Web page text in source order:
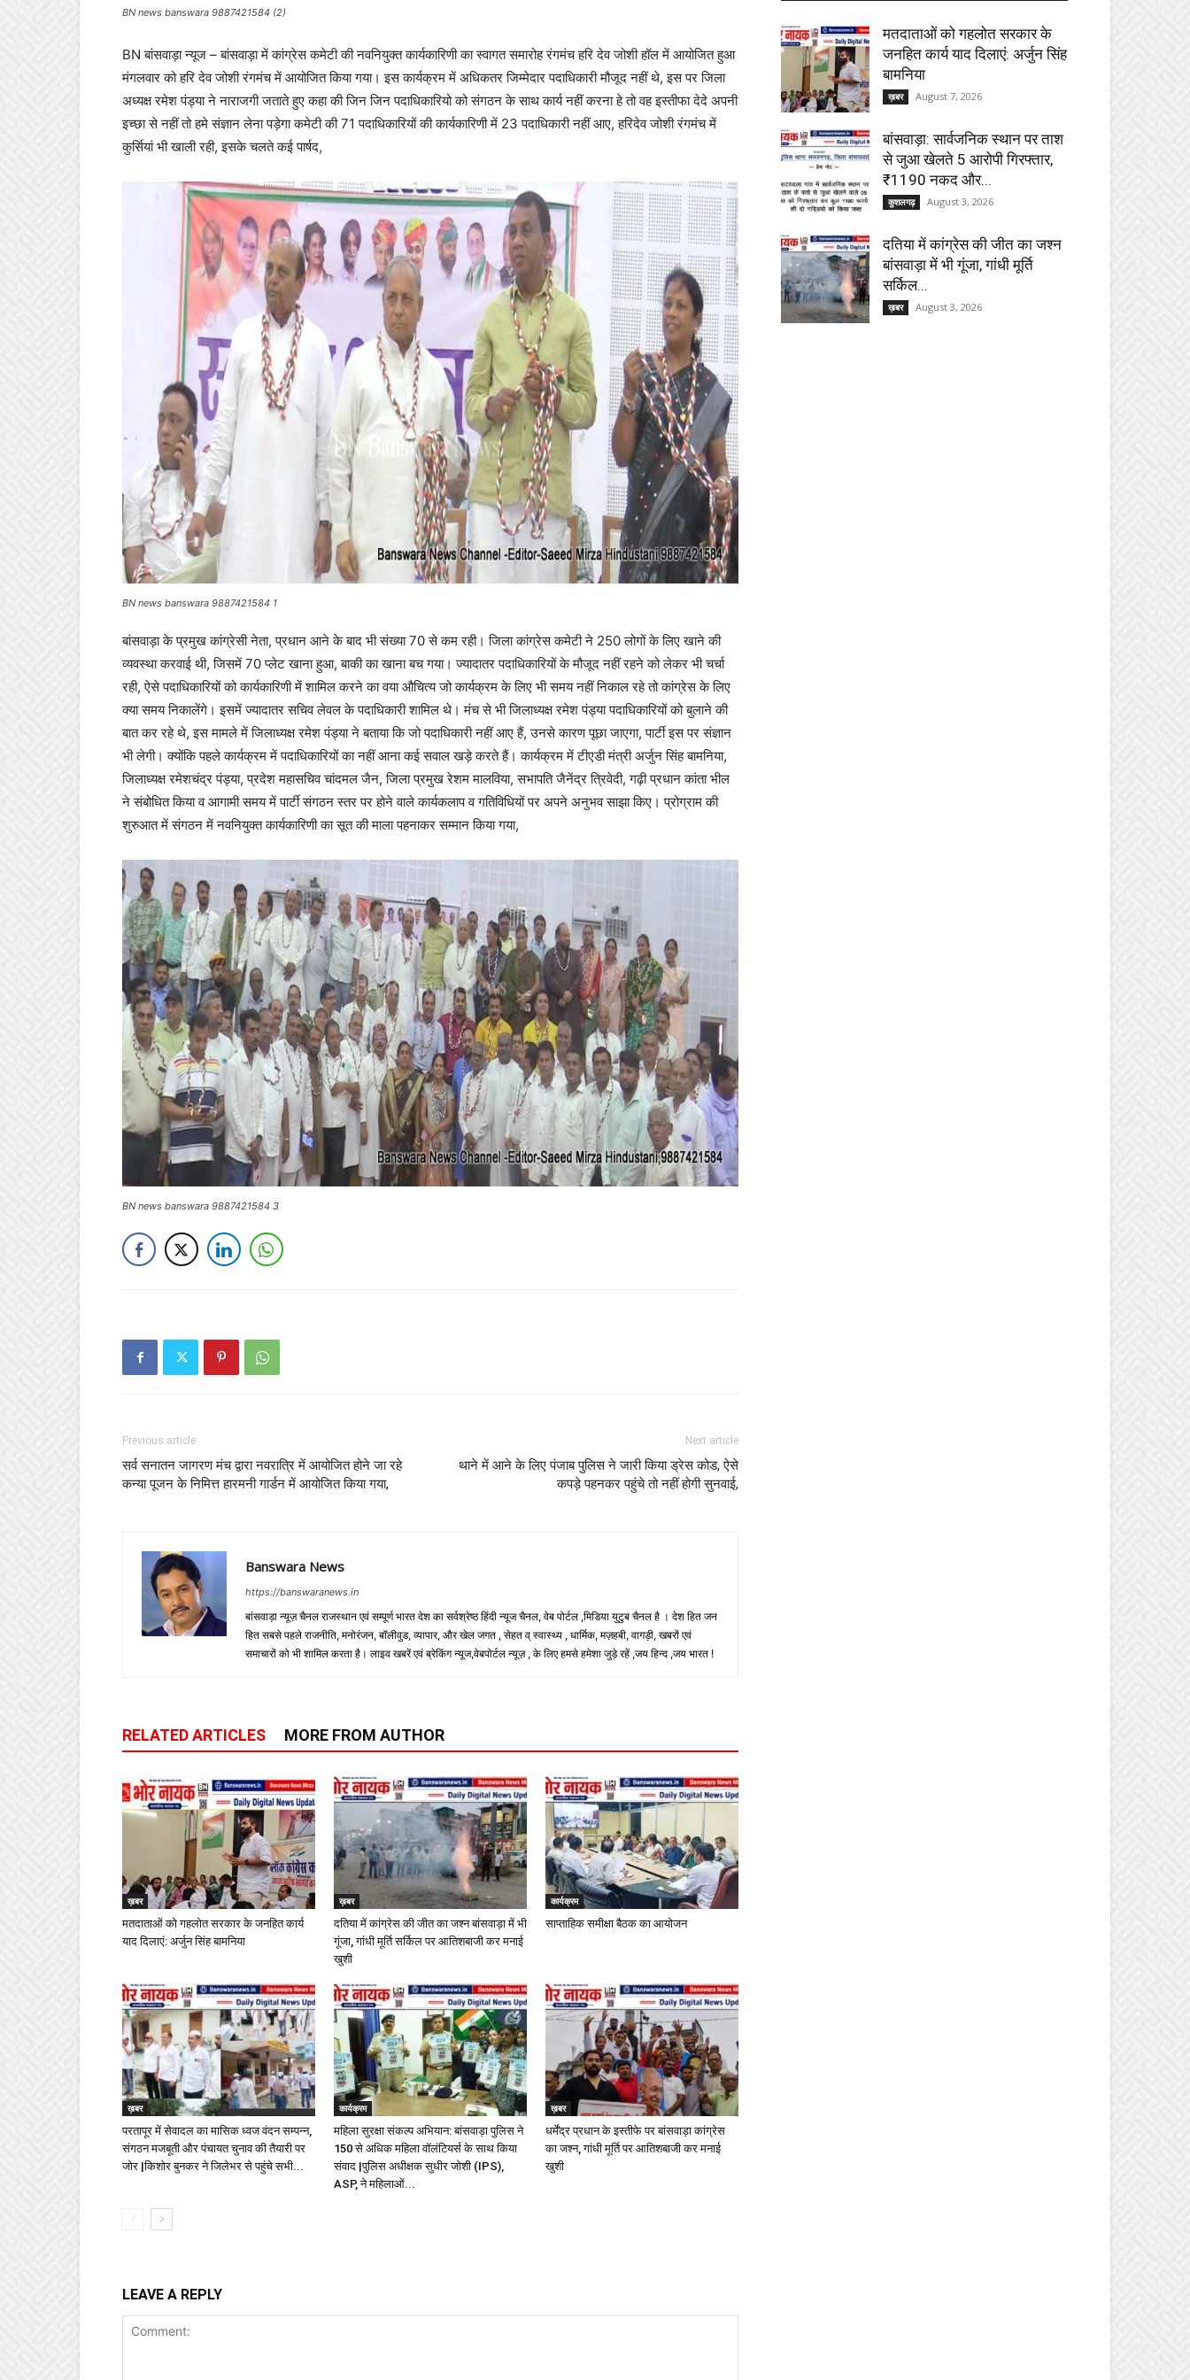
BN news banswara 9887421584 (2)
BN बांसवाड़ा न्यूज – बांसवाड़ा में कांग्रेस कमेटी की नवनियुक्त कार्यकारिणी का स्वागत समारोह रंगमंच हरि देव जोशी हॉल में आयोजित हुआ
मंगलवार को हरि देव जोशी रंगमंच में आयोजित किया गया। इस कार्यक्रम में अधिकतर जिम्मेदार पदाधिकारी मौजूद नहीं थे, इस पर जिला
अध्यक्ष रमेश पंड्या ने नाराजगी जताते हुए कहा की जिन जिन पदाधिकारियो को संगठन के साथ कार्य नहीं करना हे तो वह इस्तीफा देदे अपनी
इच्छा से नहीं तो हमे संज्ञान लेना पड़ेगा कमेटी की 71 पदाधिकारियों की कार्यकारिणी में 23 पदाधिकारी नहीं आए, हरिदेव जोशी रंगमंच में
कुर्सियां भी खाली रही, इसके चलते कई पार्षद,
BN news banswara 9887421584 1
बांसवाड़ा के प्रमुख कांग्रेसी नेता, प्रधान आने के बाद भी संख्या 70 से कम रही। जिला कांग्रेस कमेटी ने 250 लोगों के लिए खाने की
व्यवस्था करवाई थी, जिसमें 70 प्लेट खाना हुआ, बाकी का खाना बच गया। ज्यादातर पदाधिकारियों के मौजूद नहीं रहने को लेकर भी चर्चा
रही, ऐसे पदाधिकारियों को कार्यकारिणी में शामिल करने का वया औचित्य जो कार्यक्रम के लिए भी समय नहीं निकाल रहे तो कांग्रेस के लिए
क्या समय निकालेंगे। इसमें ज्यादातर सचिव लेवल के पदाधिकारी शामिल थे। मंच से भी जिलाध्यक्ष रमेश पंड्या पदाधिकारियों को बुलाने की
बात कर रहे थे, इस मामले में जिलाध्यक्ष रमेश पंड्या ने बताया कि जो पदाधिकारी नहीं आए हैं, उनसे कारण पूछा जाएगा, पार्टी इस पर संज्ञान
भी लेगी। क्योंकि पहले कार्यक्रम में पदाधिकारियों का नहीं आना कई सवाल खड़े करते हैं। कार्यक्रम में टीएडी मंत्री अर्जुन सिंह बामनिया,
जिलाध्यक्ष रमेशचंद्र पंड्या, प्रदेश महासचिव चांदमल जैन, जिला प्रमुख रेशम मालविया, सभापति जैनेंद्र त्रिवेदी, गढ़ी प्रधान कांता भील
ने संबोधित किया व आगामी समय में पार्टी संगठन स्तर पर होने वाले कार्यकलाप व गतिविधियों पर अपने अनुभव साझा किए। प्रोग्राम की
शुरुआत में संगठन में नवनियुक्त कार्यकारिणी का सूत की माला पहनाकर सम्मान किया गया,
BN news banswara 9887421584 3
Previous article
सर्व सनातन जागरण मंच द्वारा नवरात्रि में आयोजित होने जा रहे
कन्या पूजन के निमित्त हारमनी गार्डन में आयोजित किया गया,
Next article
थाने में आने के लिए पंजाब पुलिस ने जारी किया ड्रेस कोड, ऐसे
कपड़े पहनकर पहुंचे तो नहीं होगी सुनवाई,
Banswara News
https://banswaranews.in
बांसवाड़ा न्यूज़ चैनल राजस्थान एवं सम्पूर्ण भारत देश का सर्वश्रेष्ठ हिंदी न्‍यूज चैनल, वेब पोर्टल ,मिडिया युटुब चैनल है । देश हित जन
हित सबसे पहले राजनीति, मनोरंजन, बॉलीवुड, व्यापार, और खेल जगत , सेहत व् स्वास्थ्य , धार्मिक, मज़हबी, वागड़ी, खबरों एवं
समाचारों को भी शामिल करता है। लाइव खबरें एवं ब्रेकिंग न्यूज,वेबपोर्टल न्यूज़ , के लिए हमसे हमेशा जुड़े रहें ,जय हिन्द ,जय भारत !
RELATED ARTICLES MORE FROM AUTHOR
ख़बर
मतदाताओं को गहलोत सरकार के जनहित कार्य
याद दिलाएं: अर्जुन सिंह बामनिया
ख़बर
दतिया में कांग्रेस की जीत का जश्न बांसवाड़ा में भी
गूंजा, गांधी मूर्ति सर्किल पर आतिशबाजी कर मनाई
खुशी
कार्यक्रम
साप्ताहिक समीक्षा बैठक का आयोजन
ख़बर
परतापूर में सेवादल का मासिक ध्वज वंदन सम्पन्न,
संगठन मजबूती और पंचायत चुनाव की तैयारी पर
जोर |किशोर बुनकर ने जिलेभर से पहुंचे सभी...
कार्यक्रम
महिला सुरक्षा संकल्प अभियान: बांसवाड़ा पुलिस ने
150 से अधिक महिला वॉलंटियर्स के साथ किया
संवाद |पुलिस अधीक्षक सुधीर जोशी (IPS),
ASP, ने महिलाओं...
ख़बर
धर्मेंद्र प्रधान के इस्तीफे पर बांसवाड़ा कांग्रेस
का जश्न, गांधी मूर्ति पर आतिशबाजी कर मनाई
खुशी
LEAVE A REPLY
मतदाताओं को गहलोत सरकार के
जनहित कार्य याद दिलाएं: अर्जुन सिंह
बामनिया
ख़बर August 7, 2026
बांसवाड़ा: सार्वजनिक स्थान पर ताश
से जुआ खेलते 5 आरोपी गिरफ्तार,
₹1190 नकद और...
कुशलगढ़ August 3, 2026
दतिया में कांग्रेस की जीत का जश्न
बांसवाड़ा में भी गूंजा, गांधी मूर्ति
सर्किल...
ख़बर August 3, 2026